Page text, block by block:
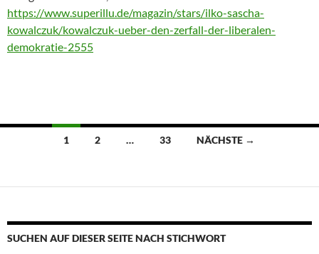
https://www.superillu.de/magazin/stars/ilko-sascha-
kowalczuk/kowalczuk-ueber-den-zerfall-der-liberalen-
demokratie-2555
Beitragsnavigation
1 2 … 33 NÄCHSTE →
SUCHEN AUF DIESER SEITE NACH STICHWORT